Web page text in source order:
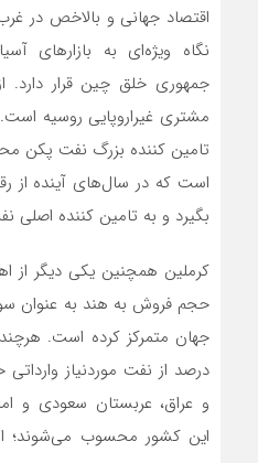
اقتصاد جهانی و بالاخص در
نگاه ویژه‌‌‌ای به بازارهای
جمهوری خلق چین قرار دارد.
مشتری غیراروپایی روسیه
تامین کننده بزرگ نفت پکن
است که در سال‌‌‌های آینده از
بگیرد و به تامین کننده
کرملین همچنین یکی دیگر از
حجم فروش به هند به عنوان
درصد از نفت موردنیاز
و عراق، عربستان سعودی و